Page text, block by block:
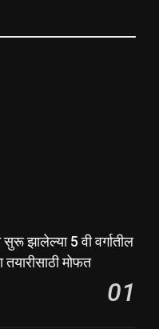
झालेल्या 5 वी वर्गातील
तयारीसाठी मोफत
01